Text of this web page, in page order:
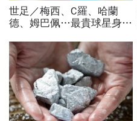
世足／梅西、C羅、哈蘭
德、姆巴佩…最貴球星身價
國560億是墊底球隊77倍